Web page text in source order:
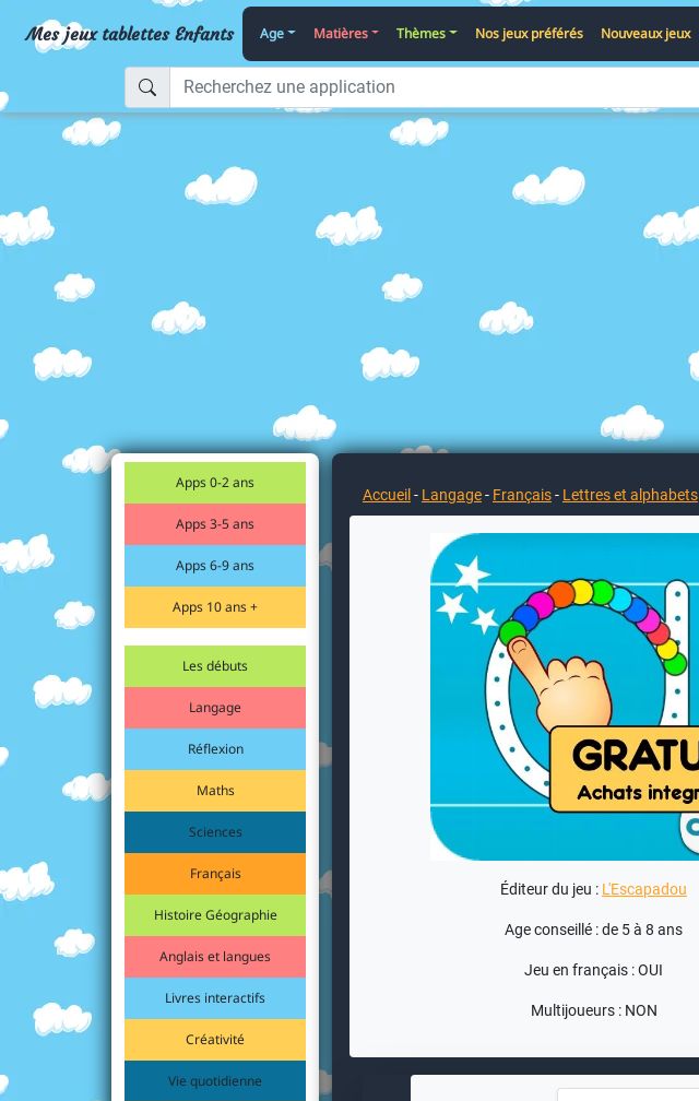
Mes jeux tablettes Enfants Age Matières Thèmes Nos jeux préférés Nouveaux jeux
Apps 0-2 ans
Apps 3-5 ans
Apps 6-9 ans
Apps 10 ans +
Les débuts
Langage
Réflexion
Maths
Sciences
Français
Histoire Géographie
Anglais et langues
Livres interactifs
Créativité
Vie quotidienne
Accueil - Langage- Français- Lettres et alphabets
Éditeur du jeu : L'Escapadou
Age conseillé : de 5 à 8 ans
Jeu en français : OUI
Multijoueurs : NON